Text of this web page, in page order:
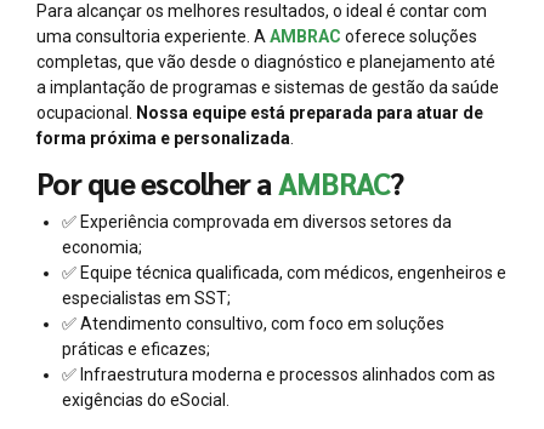
Para alcançar os melhores resultados, o ideal é contar com
uma consultoria experiente. AAMBRAC oferece soluções
completas, que vão desde o diagnóstico e planejamento até
a implantação de programas e sistemas de gestão da saúde
ocupacional. Nossa equipe está preparada para atuar de
forma próxima e personalizada.
Por que escolher aAMBRAC?
✅ Experiência comprovada em diversos setores da
economia;
✅ Equipe técnica qualificada, com médicos, engenheiros e
especialistas em SST;
✅ Atendimento consultivo, com foco em soluções
práticas e eficazes;
✅ Infraestrutura moderna e processos alinhados com as
exigências do eSocial.